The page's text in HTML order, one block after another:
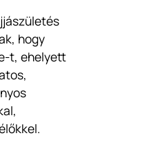
hogy
t, ehelyett